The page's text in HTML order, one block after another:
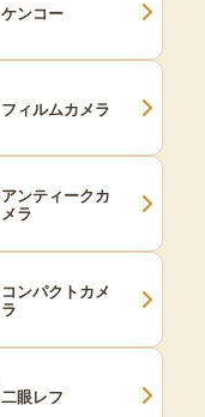
ケンコー
フィルムカメラ
アンティークカ
メラ
コンパクトカメ
ラ
二眼レフ